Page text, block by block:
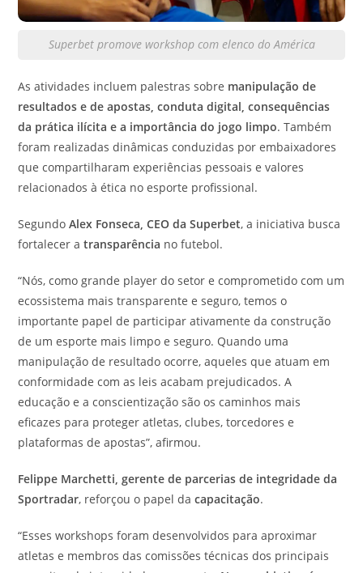
Superbet promove workshop com elenco do América
As atividades incluem palestras sobre manipulação de
resultados e de apostas, conduta digital, consequências
da prática ilícita e a importância do jogo limpo. Também
foram realizadas dinâmicas conduzidas por embaixadores
que compartilharam experiências pessoais e valores
relacionados à ética no esporte profissional.
SegundoAlex Fonseca, CEO da Superbet, a iniciativa busca
fortalecer atransparência no futebol.
“Nós, como grande player do setor e comprometido com um
ecossistema mais transparente e seguro, temos o
importante papel de participar ativamente da construção
de um esporte mais limpo e seguro. Quando uma
manipulação de resultado ocorre, aqueles que atuam em
conformidade com as leis acabam prejudicados. A
educação e a conscientização são os caminhos mais
eficazes para proteger atletas, clubes, torcedores e
plataformas de apostas”, afirmou.
Felippe Marchetti, gerente de parcerias de integridade da
Sportradar, reforçou o papel dacapacitação.
“Esses workshops foram desenvolvidos para aproximar
atletas e membros das comissões técnicas dos principais